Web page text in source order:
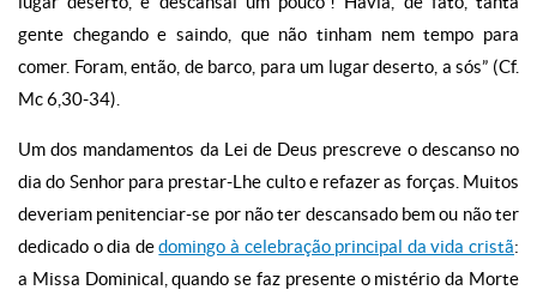
gente chegando e saindo, que não tinham nem tempo para
comer. Foram, então, de barco, para um lugar deserto, a sós” (Cf.
Mc 6,30-34).
Um dos mandamentos da Lei de Deus prescreve o descanso no
dia do Senhor para prestar-Lhe culto e refazer as forças. Muitos
deveriam penitenciar-se por não ter descansado bem ou não ter
dedicado o dia dedomingo à celebração principal da vida cristã:
a Missa Dominical, quando se faz presente o mistério da Morte